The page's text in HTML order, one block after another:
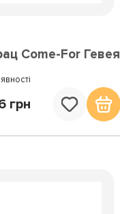
Come-For Гевея
грн